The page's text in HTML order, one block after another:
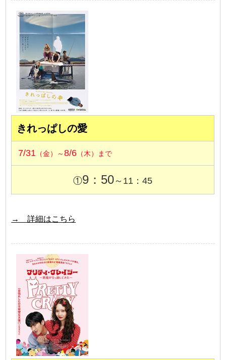
きれっぱしの愛
7/31 （金）～8/6 （木）まで
①9：50～11：45
→ 詳細はこちら